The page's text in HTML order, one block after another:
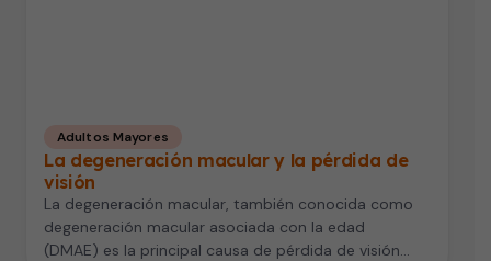
Adultos Mayores
La degeneración macular y la pérdida de
visión
La degeneración macular, también conocida como
degeneración macular asociada con la edad
(DMAE) es la principal causa de pérdida de visión